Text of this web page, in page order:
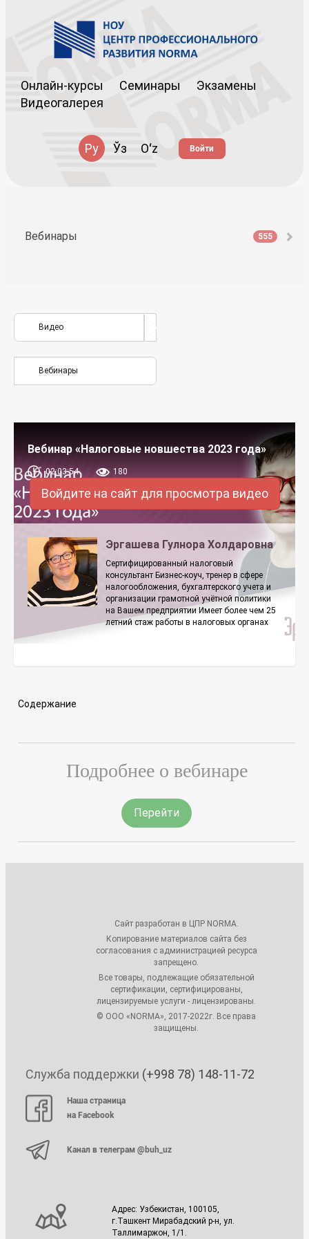
Онлайн-курсы Семинары
Экзамены
Видеогалерея
Ру Ўз Oʻz Войти
Вебинары 555
Видео
Вебинары
Вебинар «Налоговые новшества 2023 года»
02:03:54 180
Войдите на сайт для просмотра видео
Эргашева Гулнора Холдаровна
Сертифицированный налоговый
консультант Бизнес-коуч, тренер в сфере
налогообложения, бухгалтерского учета и
организации грамотной учётной политики
на Вашем предприятии Имеет более чем 25
летний стаж работы в налоговых органах
Содержание
Подробнее о вебинаре
Перейти
Сайт разработан в ЦПР NORMA.
Копирование материалов сайта без
согласования с администрацией ресурса
запрещено.
Все товары, подлежащие обязательной
сертификации, сертифицированы,
лицензируемые услуги - лицензированы.
© ООО «NORMA», 2017-2022г. Все права
защищены.
Служба поддержки (+998 78) 148-11-72
Наша страница
на Facebook
Канал в телеграм @buh_uz
Адрес: Узбекистан, 100105,
г.Ташкент Мирабадский р-н, ул.
Таллимаржон, 1/1.